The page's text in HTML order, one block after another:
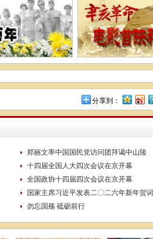
分享到：
郑丽文率中国国民党访问团拜谒中山陵
十四届全国人大四次会议在京开幕
全国政协十四届四次会议在京开幕
国家主席习近平发表二〇二六年新年贺词
勿忘国殇 砥砺前行